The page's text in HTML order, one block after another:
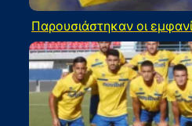
Παρουσιάστηκαν οι